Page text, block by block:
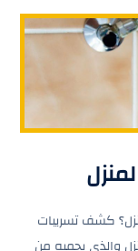
كشف تسريبات
والذى يحميه من